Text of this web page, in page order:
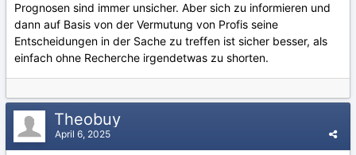
Prognosen sind immer unsicher. Aber sich zu informieren und
dann auf Basis von der Vermutung von Profis seine
Entscheidungen in der Sache zu treffen ist sicher besser, als
einfach ohne Recherche irgendetwas zu shorten.
Theobuy
April 6, 2025